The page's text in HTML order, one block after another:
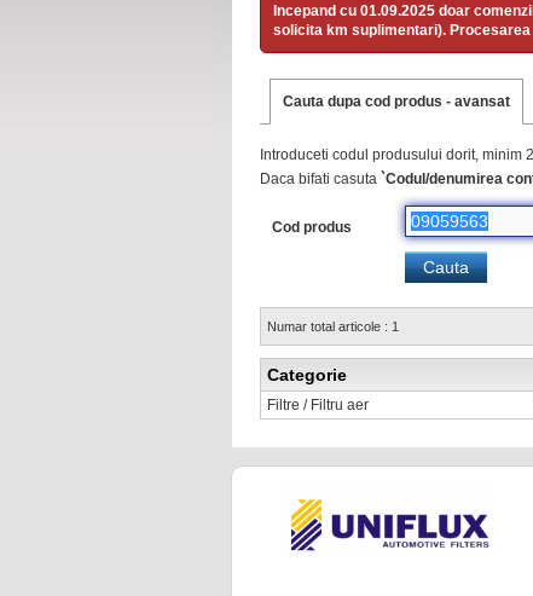
Incepand cu 01.09.2025 doar
solicita km suplimentari).
Cauta dupa cod produs - avansat
Introduceti codul produsului dorit, minim
Daca bifati casuta `Codul/denumirea
Cod produs
Numar total articole : 1
Categorie
Filtre / Filtru aer